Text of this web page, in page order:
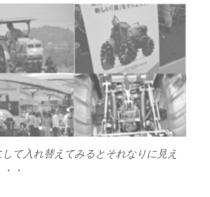
て入れ替えてみるとそれなりに見え
・